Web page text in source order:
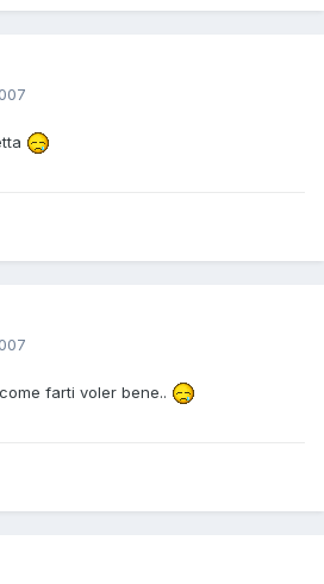
farti voler bene..